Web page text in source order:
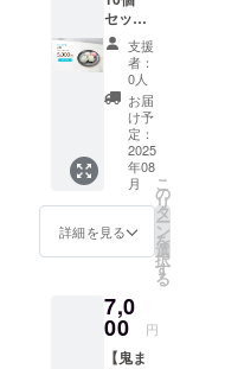
ンより
組み合
わせを
選択し
て下さ
い。
【アレ
ルギー
につい
て】 鬼
まん
じゅう
け商品
につい
重量：
セット
コー
ス】 <
オカヨ
シ特製>
大福10
個セッ
5,000円
≪国産
餡≫に
こだ
わった
福で
す。 3
パター
ンより
支援
者：
0人
お届
け予
定：
2025
年08
月
詳細を見る
こ
の
リ
タ
ー
ン
を
選
択
す
る
7,0
00 円
【鬼ま